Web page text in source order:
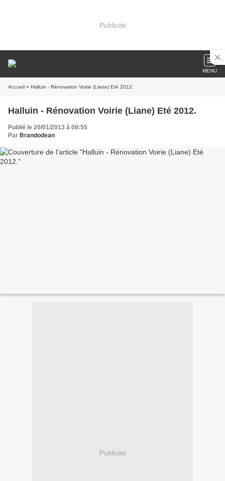
Publicité
MENU
Accueil » Halluin - Rénovation Voirie (Liane) Eté 2012.
Halluin - Rénovation Voirie (Liane) Eté 2012.
Publié le 20/01/2013 à 08:55
Par Brandodean
Publicité